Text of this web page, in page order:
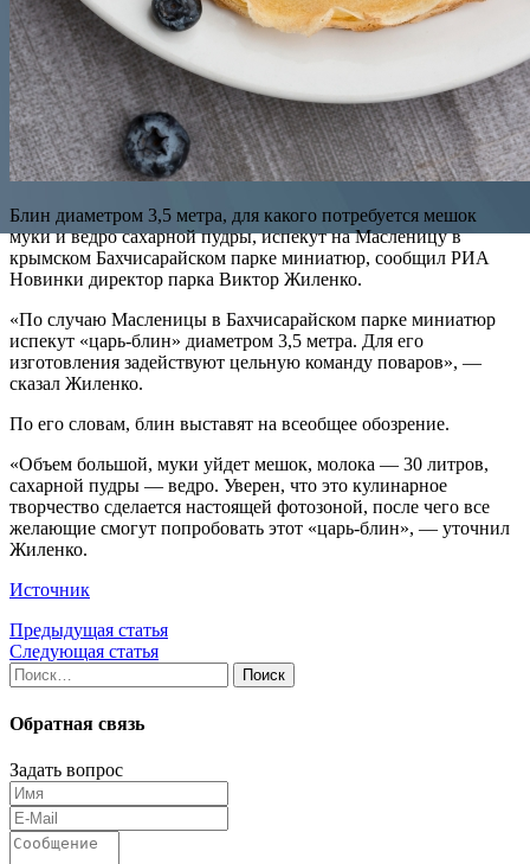
Блин диаметром 3,5 метра, для какого потребуется мешок
муки и ведро сахарной пудры, испекут на Масленицу в
крымском Бахчисарайском парке миниатюр, сообщил РИА
Новинки директор парка Виктор Жиленко.
«По случаю Масленицы в Бахчисарайском парке миниатюр
испекут «царь-блин» диаметром 3,5 метра. Для его
изготовления задействуют цельную команду поваров», —
сказал Жиленко.
По его словам, блин выставят на всеобщее обозрение.
«Объем большой, муки уйдет мешок, молока — 30 литров,
сахарной пудры — ведро. Уверен, что это кулинарное
творчество сделается настоящей фотозоной, после чего все
желающие смогут попробовать этот «царь-блин», — уточнил
Жиленко.
Источник
Предыдущая статья
Следующая статья
Найти:
Обратная связь
Задать вопрос